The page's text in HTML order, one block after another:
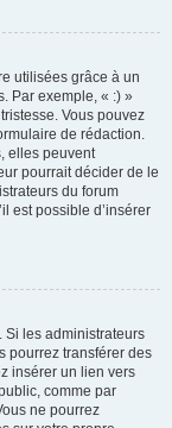
utilisées grâce à un
Par exemple, « :) »
Vous pouvez
de rédaction.
elles peuvent
pourrait décider de le
du forum
est possible d’insérer
Si les administrateurs
pourrez transférer des
insérer un lien vers
comme par
ne pourrez